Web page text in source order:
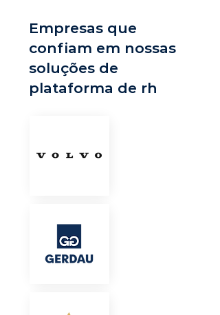
Empresas que
confiam em nossas
soluções de
plataforma de rh